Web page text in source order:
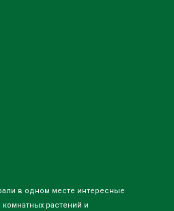
в одном месте интересные
комнатных растений и